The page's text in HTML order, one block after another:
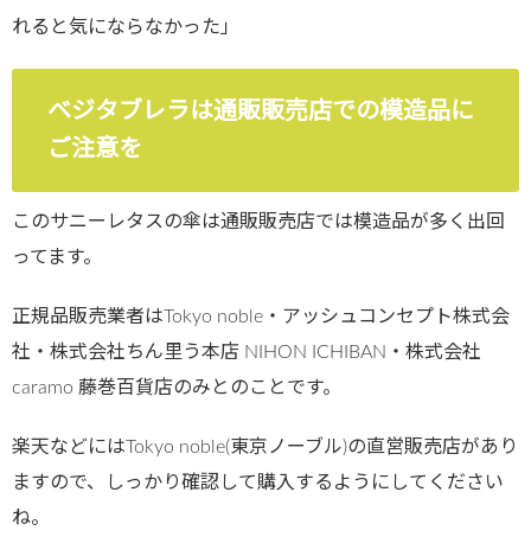
れると気にならなかった」
ベジタブレラは通販販売店での模造品に
ご注意を
このサニーレタスの傘は通販販売店では模造品が多く出回
ってます。
正規品販売業者はTokyo noble・アッシュコンセプト株式会
社・株式会社ちん里う本店 NIHON ICHIBAN・株式会社
caramo 藤巻百貨店のみとのことです。
楽天などにはTokyo noble(東京ノーブル)の直営販売店があり
ますので、しっかり確認して購入するようにしてください
ね。